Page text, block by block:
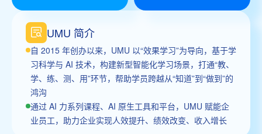
UMU 简介
自 2015 年创办以来，UMU 以“效果学习”为导向，基于学
习科学与 AI 技术，构建新型智能化学习场景，打通“教、
学、练、测、用”环节，帮助学员跨越从“知道”到“做到”的
鸿沟
通过 AI 力系列课程、AI 原生工具和平台，UMU 赋能企
业员工，助力企业实现人效提升、绩效改变、收入增长